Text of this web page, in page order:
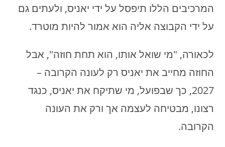
המרכיבים הללו תיפסל על ידי יאניס, ולעתים גם
על ידי הקבוצה אליה הוא אמור להיות מוטרד.
לכאורה, "מי שואל אותו, הוא תחת חוזה", אבל
החוזה מחייב את יאניס רק לעונה הקרובה –
2027, כך שבפועל, מי שתיקח את יאניס, כנגד
רצונו, מבטיחה לעצמה אך ורק את העונה
הקרובה.